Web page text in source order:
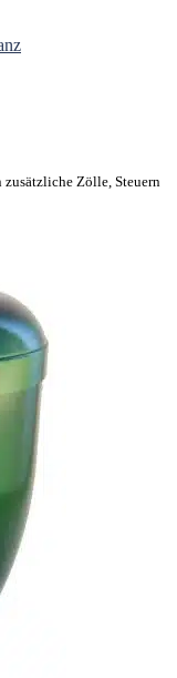
Zölle, Steuern